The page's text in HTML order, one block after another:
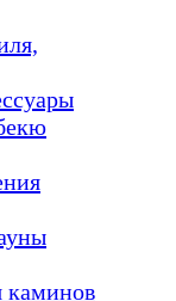
каминов